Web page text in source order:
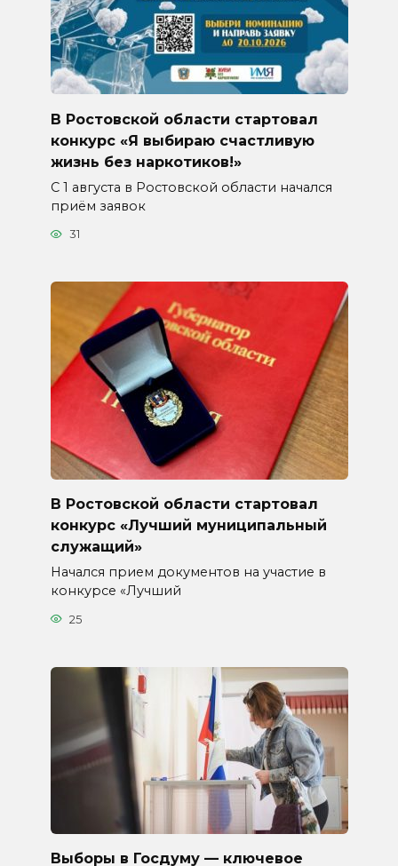
В Ростовской области стартовал
конкурс «Я выбираю счастливую
жизнь без наркотиков!»
С 1 августа в Ростовской области начался
приём заявок
31
В Ростовской области стартовал
конкурс «Лучший муниципальный
служащий»
Начался прием документов на участие в
конкурсе «Лучший
25
Выборы в Госдуму — ключевое